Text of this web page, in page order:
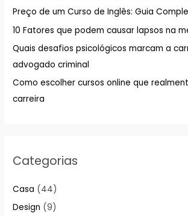
r
p
o
r
:
Preço de um Curso de Inglês: Guia
10 Fatores que podem causar lapsos na
Quais desafios psicológicos marcam a
advogado criminal
Como escolher cursos online que
carreira
Categorias
Casa (44)
Design (9)